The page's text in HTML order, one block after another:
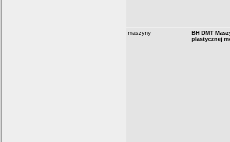
maszyny
BH DMT
plastycznej